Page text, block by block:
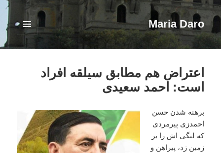
Maria Daro
فهرست
ابزارک‌ها
اعتراض هم مطابق سیلقه افراد
است: احمد سعیدی
برهنه شدن حسن
احمدزی پیرمردی
که لنگی اش را بر
زمین زد، پیراهن و